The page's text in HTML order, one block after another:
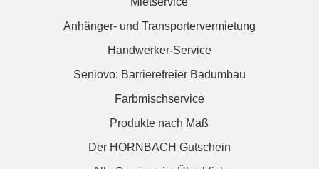
Anhänger- und Transportervermietung
Handwerker-Service
Seniovo: Barrierefreier Badumbau
Farbmischservice
Produkte nach Maß
Der HORNBACH Gutschein